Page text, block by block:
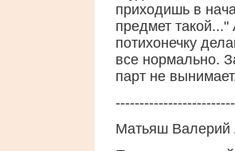
приходишь в
предмет
потихонечку
все нормально.
парт не
Матьяш Валерий